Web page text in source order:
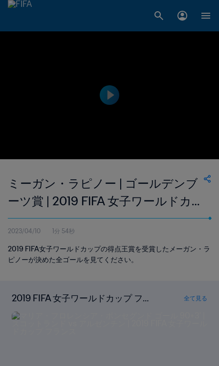
ミーガン・ラピノー | ゴールデンブ
ーツ賞 | 2019 FIFA 女子ワールドカ
ップ フランス
2023/04/10 1分 54秒
2019 FIFA女子ワールドカップの得点王賞を受賞したメーガン・ラ
ピノーが決めた全ゴールを見てください。
2019 FIFA 女子ワールドカップ フラ
ンス のすべてのゴールを見る
全て見る